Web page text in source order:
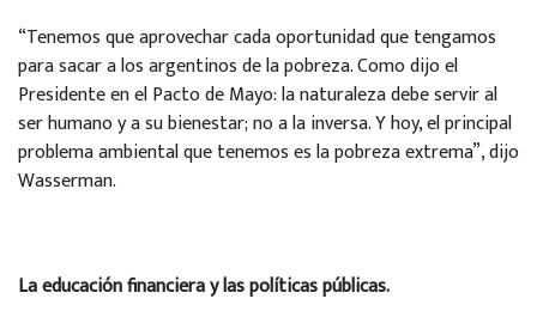
“Tenemos que aprovechar cada oportunidad que tengamos
para sacar a los argentinos de la pobreza. Como dijo el
Presidente en el Pacto de Mayo: la naturaleza debe servir al
ser humano y a su bienestar; no a la inversa. Y hoy, el principal
problema ambiental que tenemos es la pobreza extrema”, dijo
Wasserman.
La educación financiera y las políticas públicas.